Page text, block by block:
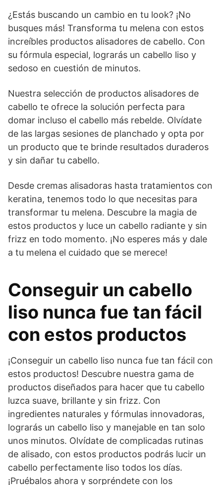
¿Estás buscando un cambio en tu look? ¡No
busques más! Transforma tu melena con estos
increíbles productos alisadores de cabello. Con
su fórmula especial, lograrás un cabello liso y
sedoso en cuestión de minutos.
Nuestra selección de productos alisadores de
cabello te ofrece la solución perfecta para
domar incluso el cabello más rebelde. Olvídate
de las largas sesiones de planchado y opta por
un producto que te brinde resultados duraderos
y sin dañar tu cabello.
Desde cremas alisadoras hasta tratamientos con
keratina, tenemos todo lo que necesitas para
transformar tu melena. Descubre la magia de
estos productos y luce un cabello radiante y sin
frizz en todo momento. ¡No esperes más y dale
a tu melena el cuidado que se merece!
Conseguir un cabello
liso nunca fue tan fácil
con estos productos
¡Conseguir un cabello liso nunca fue tan fácil con
estos productos! Descubre nuestra gama de
productos diseñados para hacer que tu cabello
luzca suave, brillante y sin frizz. Con
ingredientes naturales y fórmulas innovadoras,
lograrás un cabello liso y manejable en tan solo
unos minutos. Olvídate de complicadas rutinas
de alisado, con estos productos podrás lucir un
cabello perfectamente liso todos los días.
¡Pruébalos ahora y sorpréndete con los